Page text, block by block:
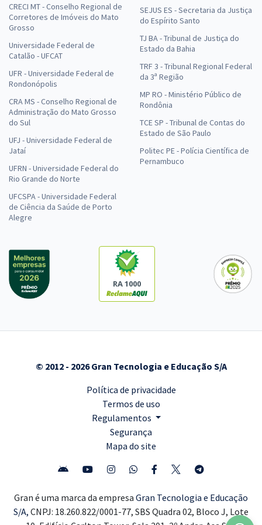
CRECI MT - Conselho Regional de
Corretores de Imóveis do Mato
Grosso
Universidade Federal de
Catalão - UFCAT
UFR - Universidade Federal de
Rondonópolis
CRA MS - Conselho Regional de
Administração do Mato Grosso
do Sul
UFJ - Universidade Federal de
Jataí
UFRN - Universidade Federal do
Rio Grande do Norte
UFCSPA - Universidade Federal
de Ciência da Saúde de Porto
Alegre
SEJUS ES - Secretaria da Justiça
do Espírito Santo
TJ BA - Tribunal de Justiça do
Estado da Bahia
TRF 3 - Tribunal Regional Federal
da 3ª Região
MP RO - Ministério Público de
Rondônia
TCE SP - Tribunal de Contas do
Estado de São Paulo
Politec PE - Polícia Científica de
Pernambuco
RA 1000
© 2012 - 2026 Gran Tecnologia e Educação S/A
Política de privacidade
Termos de uso
Regulamentos
Segurança
Mapa do site
Gran é uma marca da empresa Gran Tecnologia e Educação
S/A, CNPJ: 18.260.822/0001-77, SBS Quadra 02, Bloco J, Lote